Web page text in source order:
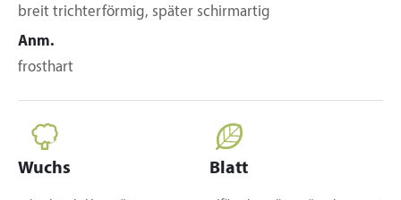
breit trichterförmig, später schirmartig
Anm.
frosthart
Wuchs Blatt